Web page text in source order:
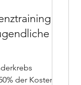
der Kosten